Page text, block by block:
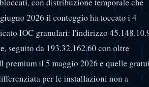
2026 il conteggio ha toccato i 4
IOC granulari: l'indirizzo
seguito da 193.32.162.60 con oltre
premium il 5 maggio 2026 e quelle
per le installazioni non a